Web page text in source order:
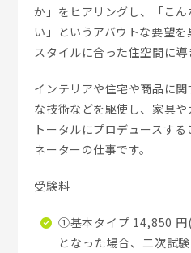
か」をヒアリングし、「こ
い」というアバウトな要望
スタイルに合った住空間に導
インテリアや住宅や商品に
な技術などを駆使し、家具
トータルにプロデュースす
ネーターの仕事です。
受験料
①基本タイプ 14,850 円
となった場合、二次試